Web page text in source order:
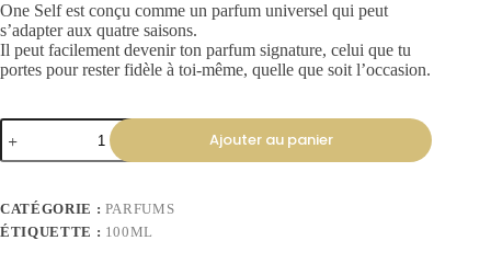
One Self est conçu comme un parfum universel qui peut
s’adapter aux quatre saisons.
Il peut facilement devenir ton parfum signature, celui que tu
portes pour rester fidèle à toi-même, quelle que soit l’occasion.
Ajouter au panier
CATÉGORIE : PARFUMS
ÉTIQUETTE : 100ML